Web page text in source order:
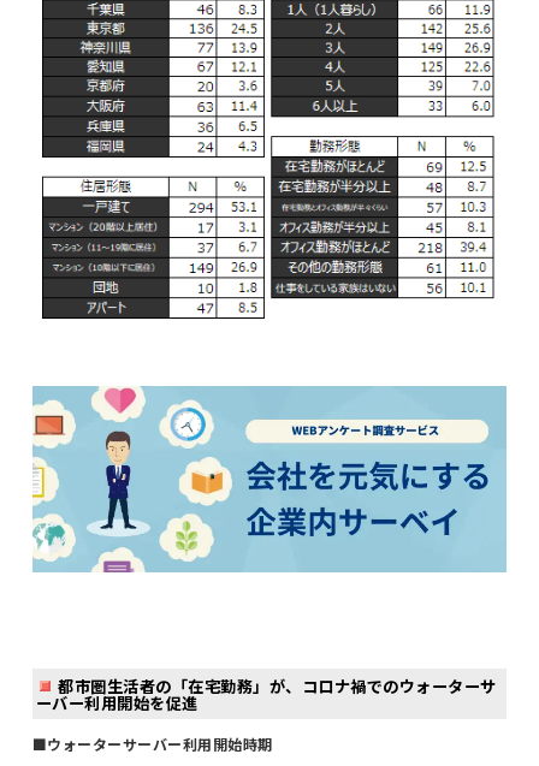
都市圏生活者の「在宅勤務」が、コロナ禍でのウォーターサ
ーバー利用開始を促進
■ウォーターサーバー利用開始時期